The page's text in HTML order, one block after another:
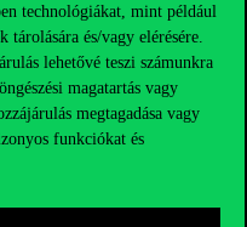
technológiákat, mint például
és/vagy elérésére.
lehetővé teszi számunkra
magatartás vagy
megtagadása vagy
funkciókat és